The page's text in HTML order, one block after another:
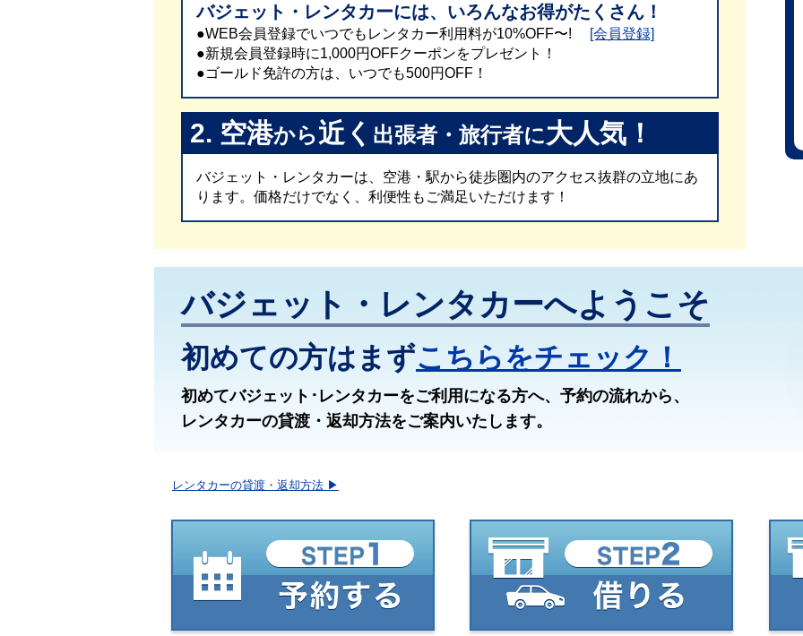
バジェット・レンタカーには、いろんなお得がたくさん！
●WEB会員登録でいつでもレンタカー利用料が10%OFF〜!
[会員登録]
●新規会員登録時に1,000円OFFクーポンをプレゼント！
●ゴールド免許の方は、いつでも500円OFF！
2. 空港から近く 出張者・旅行者に大人気！
バジェット・レンタカーは、空港・駅から徒歩圏内のアクセス抜群の立地にあ
ります。価格だけでなく、利便性もご満足いただけます！
バジェット・レンタカーへようこそ
初めての方はまずこちらをチェック！
初めてバジェット･レンタカーをご利用になる方へ、予約の流れから、
レンタカーの貸渡・返却方法をご案内いたします。
レンタカーの貸渡・返却方法 ▶︎